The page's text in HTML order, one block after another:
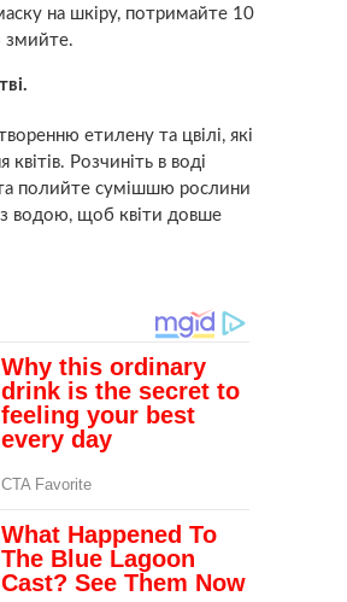
на шкіру, потримайте 10
змийте.
етилену та цвілі, які
квітів. Розчиніть в воді
полийте сумішшю рослини
водою, щоб квіти довше